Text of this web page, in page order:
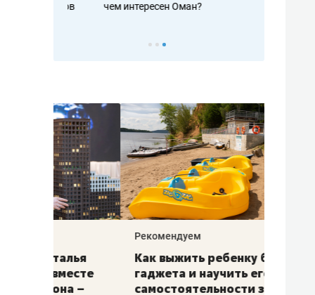
чем интересен Оман?
Как выжить ребенку без
гаджета и научить его
самостоятельности за 18